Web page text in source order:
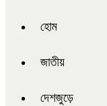
হোম
জাতীয়
দেশজুড়ে